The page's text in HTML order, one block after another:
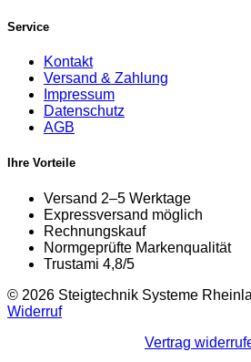
Service
Kontakt
Versand & Zahlung
Impressum
Datenschutz
AGB
Ihre Vorteile
Versand 2–5 Werktage
Expressversand möglich
Rechnungskauf
Normgeprüfte Markenqualität
Trustami 4,8/5
© 2026 Steigtechnik Systeme
Widerruf
Vertrag